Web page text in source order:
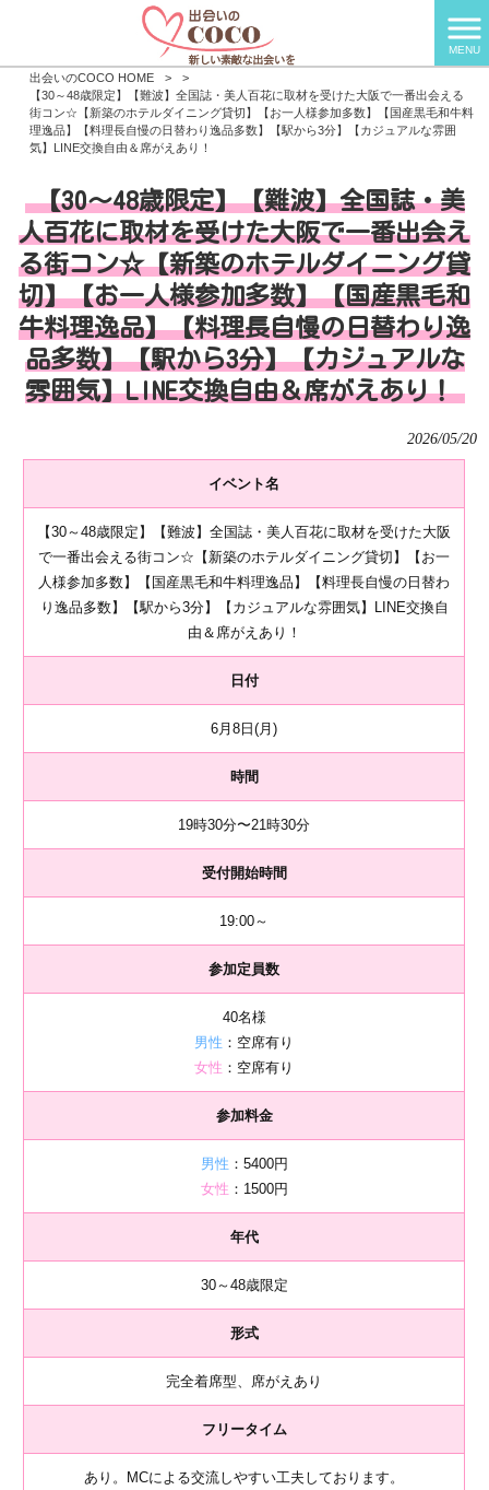
MENU
出会いのCOCO HOME >
>
【30～48歳限定】【難波】全国誌・美人百花に取材を受けた大阪で一番出会える
街コン☆【新築のホテルダイニング貸切】【お一人様参加多数】【国産黒毛和牛料
理逸品】【料理長自慢の日替わり逸品多数】【駅から3分】【カジュアルな雰囲
気】LINE交換自由＆席がえあり！
【30～48歳限定】【難波】全国誌・美
人百花に取材を受けた大阪で一番出会え
る街コン☆【新築のホテルダイニング貸
切】【お一人様参加多数】【国産黒毛和
牛料理逸品】【料理長自慢の日替わり逸
品多数】【駅から3分】【カジュアルな
雰囲気】LINE交換自由＆席がえあり！
2026/05/20
イベント名
【30～48歳限定】【難波】全国誌・美人百花に取材を受けた大阪
で一番出会える街コン☆【新築のホテルダイニング貸切】【お一
人様参加多数】【国産黒毛和牛料理逸品】【料理長自慢の日替わ
り逸品多数】【駅から3分】【カジュアルな雰囲気】LINE交換自
由＆席がえあり！
日付
6月8日(月)
時間
19時30分〜21時30分
受付開始時間
19:00～
参加定員数
40名様
男性 ：空席有り
女性 ：空席有り
参加料金
男性 ：5400円
女性 ：1500円
年代
30～48歳限定
形式
完全着席型、席がえあり
フリータイム
あり。MCによる交流しやすい工夫しております。